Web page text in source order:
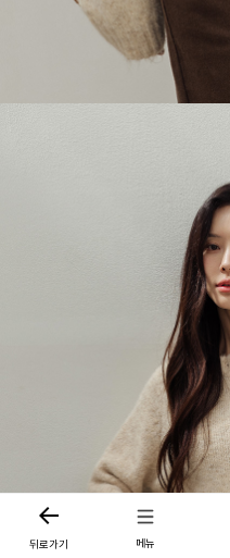
뒤로가기 메뉴